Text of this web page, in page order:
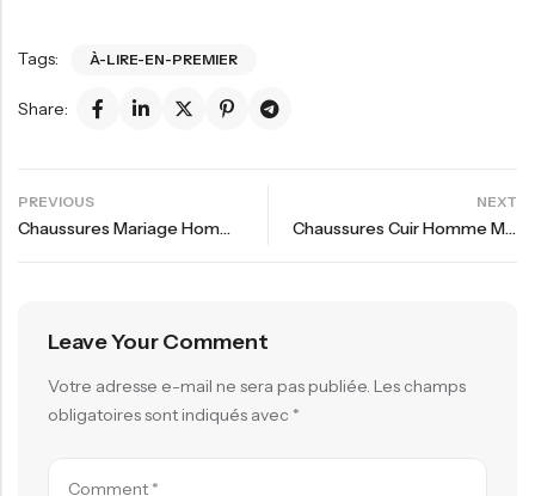
Tags: À-LIRE-EN-PREMIER
Share:
PREVIOUS
Chaussures Mariage Homme | Guide Maroc 2025
NEXT
Chaussures Cuir Homme Maroc : Le Choix Intelligent
Leave Your Comment
Votre adresse e-mail ne sera pas publiée. Les champs
obligatoires sont indiqués avec *